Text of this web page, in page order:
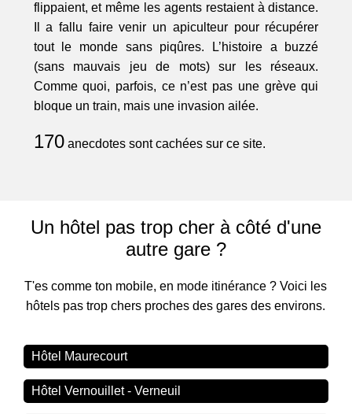
flippaient, et même les agents restaient à distance.
Il a fallu faire venir un apiculteur pour récupérer
tout le monde sans piqûres. L’histoire a buzzé
(sans mauvais jeu de mots) sur les réseaux.
Comme quoi, parfois, ce n’est pas une grève qui
bloque un train, mais une invasion ailée.
170anecdotes sont cachées sur ce site.
Un hôtel pas trop cher à côté d'une
autre gare ?
T'es comme ton mobile, en mode itinérance ? Voici les
hôtels pas trop chers proches des gares des environs.
Hôtel Maurecourt
Hôtel Vernouillet - Verneuil